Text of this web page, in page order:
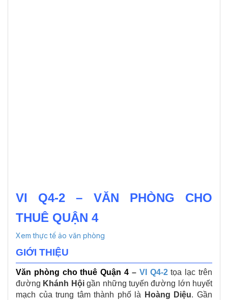
VI Q4-2 – VĂN PHÒNG CHO
THUÊ QUẬN 4
Xem thực tế ảo văn phòng
GIỚI THIỆU
Văn phòng cho thuê Quận 4 – VI Q4-2tọa lạc trên
đường Khánh Hộigần những tuyến đường lớn huyết
mạch của trung tâm thành phố là
Hoàng Diệu. Gần